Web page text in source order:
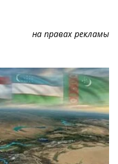
на правах рекламы